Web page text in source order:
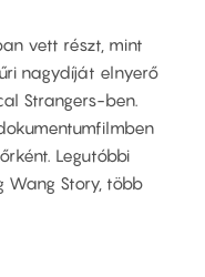
vett részt, mint
nagydíját elnyerő
Strangers-ben.
Legutóbbi
Wang Story, több